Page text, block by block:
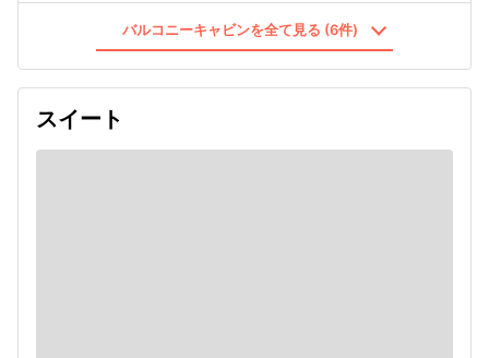
バルコニーキャビンを全て見る (6件)
スイート